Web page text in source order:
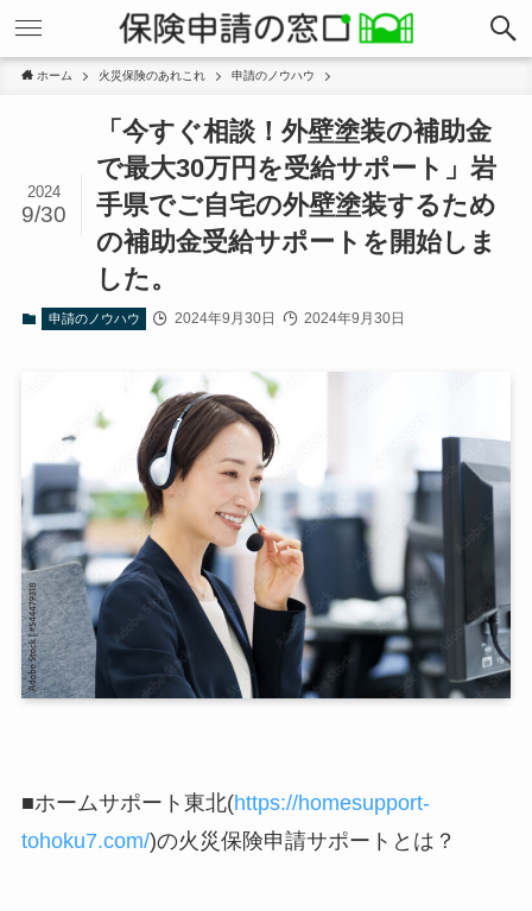
ホーム 火災保険のあれこれ 申請のノウハウ
「今すぐ相談！外壁塗装の補助金
で最大30万円を受給サポート」岩
手県でご自宅の外壁塗装するため
の補助金受給サポートを開始しま
した。
2024
9/30
申請のノウハウ 2024年9月30日 2024年9月30日
■ホームサポート東北(https://homesupport-
tohoku7.com/)の火災保険申請サポートとは？